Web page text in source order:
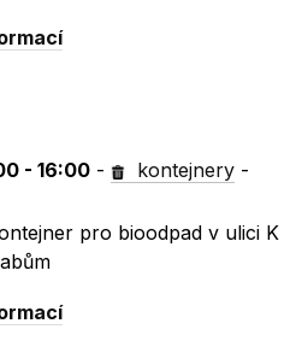
- 16:00 - kontejnery -
pro bioodpad v ulici K